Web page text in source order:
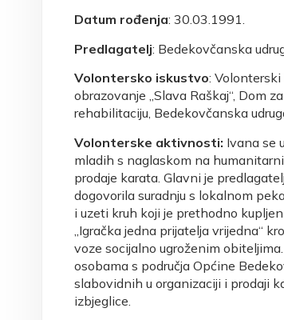
Datum rođenja: 30.03.1991.
Predlagatelj: Bedekovčanska
Volontersko iskustvo:
obrazovanje „Slava Raškaj“, Dom
rehabilitaciju, Bedekovčanska
Volonterske aktivnosti: Ivana se
mladih s naglaskom na
prodaje karata. Glavni je
dogovorila suradnju s lokalnom
i uzeti kruh koji je prethodno
„Igračka jedna prijatelja vrijedna“
voze socijalno ugroženim
osobama s područja Općine
slabovidnih u organizaciji i prodaji
izbjeglice.